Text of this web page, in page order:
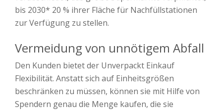
bis 2030* 20 % ihrer Fläche für Nachfüllstationen
zur Verfügung zu stellen.
Vermeidung von unnötigem Abfall
Den Kunden bietet der Unverpackt Einkauf
Flexibilität. Anstatt sich auf Einheitsgrößen
beschränken zu müssen, können sie mit Hilfe von
Spendern genau die Menge kaufen, die sie